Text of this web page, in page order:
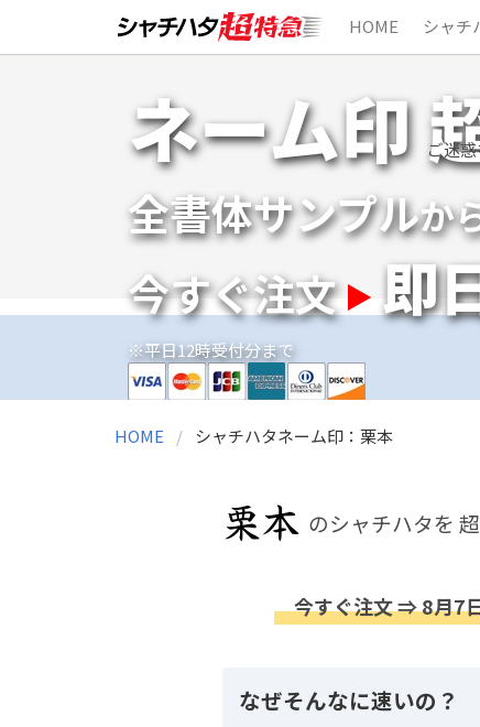
HOME シャチ
ネーム印
全書体サンプルか
今すぐ注文 即
※平日12時受付分まで
ご迷
HOME シャチハタネーム印：栗本
のシャチハタを
今すぐ注文 ⇒ 8月7
なぜそんなに速いの？